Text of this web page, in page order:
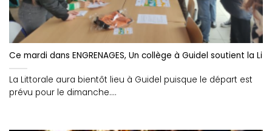
Ce mardi dans ENGRENAGES, Un collège à Guidel soutient la
La Littorale aura bientôt lieu à Guidel puisque le départ est
prévu pour le dimanche....